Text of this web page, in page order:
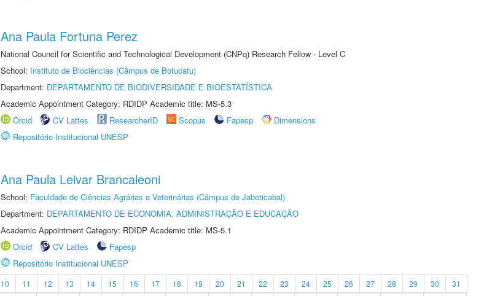
Ana Paula Fortuna Perez
National Council for Scientific and Technological Development (CNPq) Research Fellow - Level C
School: Instituto de Biociências (Câmpus de Botucatu)
Department: DEPARTAMENTO DE BIODIVERSIDADE E BIOESTATÍSTICA
Academic Appointment Category: RDIDP Academic title: MS-5.3
Orcid
CV Lattes ResearcherID Scopus Fapesp
Dimensions
Repositório Institucional UNESP
Ana Paula Leivar Brancaleoni
School: Faculdade de Ciências Agrárias e Veterinárias (Câmpus de Jaboticabal)
Department: DEPARTAMENTO DE ECONOMIA, ADMINISTRAÇÃO E EDUCAÇÃO
Academic Appointment Category: RDIDP Academic title: MS-5.1
Orcid
CV Lattes
Fapesp
Repositório Institucional UNESP
10 11 12 13 14 15 16 17 18 19 20 21 22 23 24 25 26 27 28 29 30
31